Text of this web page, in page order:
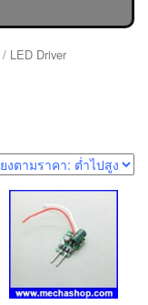
/ LED Driver